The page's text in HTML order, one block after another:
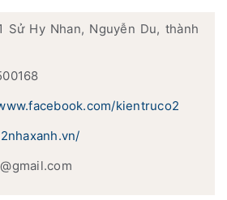
Sử Hy Nhan, Nguyễn Du, thành
kientruco2